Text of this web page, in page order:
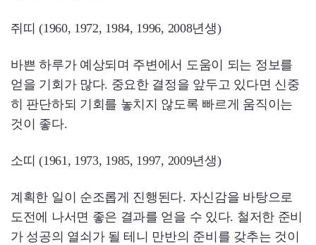
쥐띠 (1960, 1972, 1984, 1996, 2008년생)
바쁜 하루가 예상되며 주변에서 도움이 되는 정보를
얻을 기회가 많다. 중요한 결정을 앞두고 있다면 신중
히 판단하되 기회를 놓치지 않도록 빠르게 움직이는
것이 좋다.
소띠 (1961, 1973, 1985, 1997, 2009년생)
계획한 일이 순조롭게 진행된다. 자신감을 바탕으로
도전에 나서면 좋은 결과를 얻을 수 있다. 철저한 준비
가 성공의 열쇠가 될 테니 만반의 준비를 갖추는 것이